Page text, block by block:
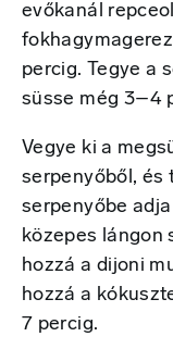
evőkanál
percig. Tegye a
süsse még 3–4
Vegye ki a
serpenyőből, és
serpenyőbe
közepes lángon
hozzá a dijoni
hozzá a
7 percig.